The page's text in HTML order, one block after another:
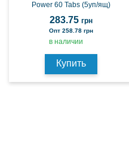
Power 60 Tabs (5уп/ящ)
283.75 грн
Опт 258.78 грн
в наличии
Купить